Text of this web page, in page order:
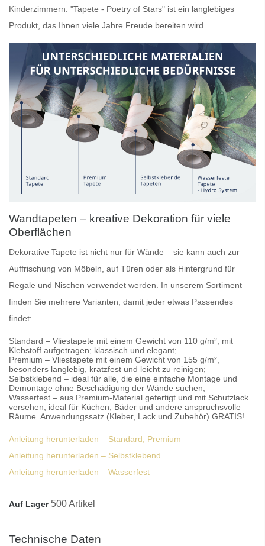
Kinderzimmern. "Tapete - Poetry of Stars" ist ein langlebiges
Produkt, das Ihnen viele Jahre Freude bereiten wird.
Wandtapeten – kreative Dekoration für viele
Oberflächen
Dekorative Tapete ist nicht nur für Wände – sie kann auch zur
Auffrischung von Möbeln, auf Türen oder als Hintergrund für
Regale und Nischen verwendet werden. In unserem Sortiment
finden Sie mehrere Varianten, damit jeder etwas Passendes
findet:
Standard – Vliestapete mit einem Gewicht von 110 g/m², mit
Klebstoff aufgetragen; klassisch und elegant;
Premium – Vliestapete mit einem Gewicht von 155 g/m²,
besonders langlebig, kratzfest und leicht zu reinigen;
Selbstklebend – ideal für alle, die eine einfache Montage und
Demontage ohne Beschädigung der Wände suchen;
Wasserfest – aus Premium-Material gefertigt und mit Schutzlack
versehen, ideal für Küchen, Bäder und andere anspruchsvolle
Räume. Anwendungssatz (Kleber, Lack und Zubehör) GRATIS!
Anleitung herunterladen – Standard, Premium
Anleitung herunterladen – Selbstklebend
Anleitung herunterladen – Wasserfest
Auf Lager 500 Artikel
Technische Daten